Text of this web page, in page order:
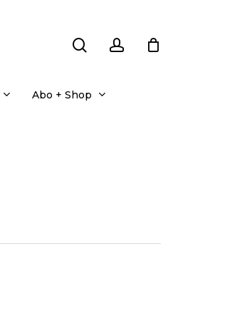
Abo + Shop